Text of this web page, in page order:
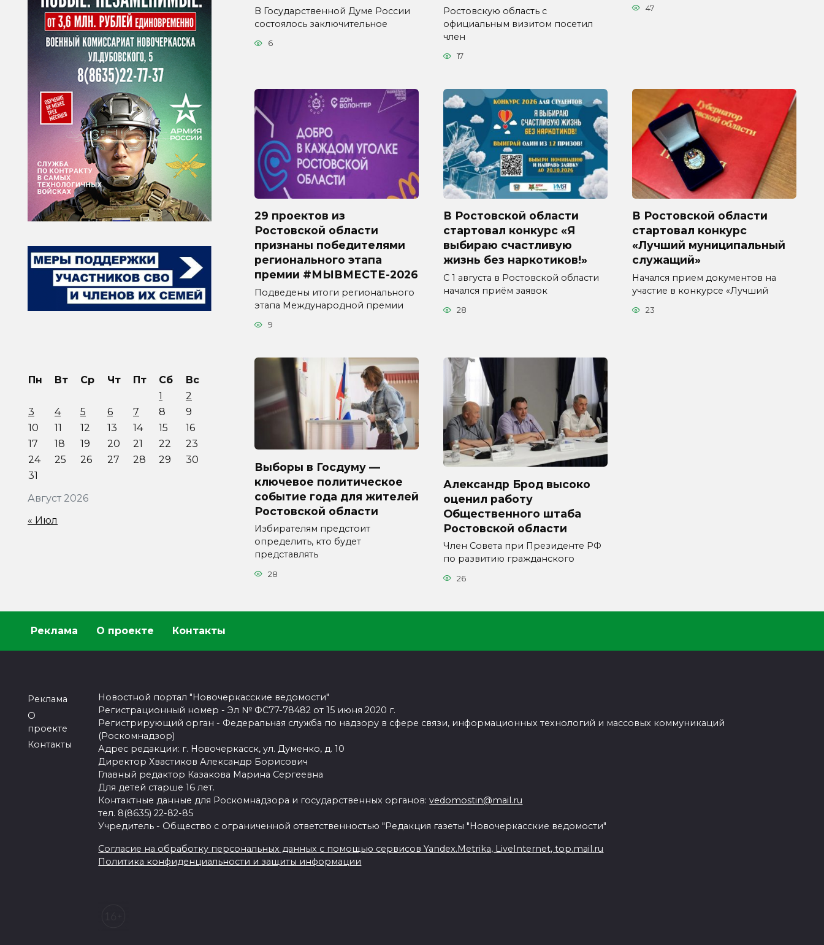
В Государственной Думе России
состоялось заключительное
6
Ростовскую область с
официальным визитом посетил
член
17
47
29 проектов из
Ростовской области
признаны победителями
регионального этапа
премии #МЫВМЕСТЕ-2026
Подведены итоги регионального
этапа Международной премии
9
В Ростовской области
стартовал конкурс «Я
выбираю счастливую
жизнь без наркотиков!»
С 1 августа в Ростовской области
начался приём заявок
28
В Ростовской области
стартовал конкурс
«Лучший муниципальный
служащий»
Начался прием документов на
участие в конкурсе «Лучший
23
Выборы в Госдуму —
ключевое политическое
событие года для жителей
Ростовской области
Избирателям предстоит
определить, кто будет
представлять
28
Александр Брод высоко
оценил работу
Общественного штаба
Ростовской области
Член Совета при Президенте РФ
по развитию гражданского
26
Август 2026
Пн Вт Ср Чт Пт Сб
Вс
1
2
3
4 5 6 7 8
9
10
11 12 13 14 15
16
17
18 19 20 21 22
23
24
25 26 27 28 29
30
31
« Июл
Реклама О проекте Контакты
Реклама
О
проекте
Контакты
Новостной портал "Новочеркасские ведомости"
Регистрационный номер - Эл № ФС77-78482 от 15 июня 2020 г.
Регистрирующий орган - Федеральная служба по надзору в сфере связи, информационных технологий и массовых коммуникаций
(Роскомнадзор)
Адрес редакции: г. Новочеркасск, ул. Думенко, д. 10
Директор Хвастиков Александр Борисович
Главный редактор Казакова Марина Сергеевна
Для детей старше 16 лет.
Контактные данные для Роскомнадзора и государственных органов:vedomostin@mail.ru
тел. 8(8635) 22-82-85
Учредитель - Общество с ограниченной ответственностью "Редакция газеты "Новочеркасские ведомости"
Согласие на обработку персональных данных с помощью сервисов Yandex.Metrika, LiveInternet, top.mail.ru
Политика конфиденциальности и защиты информации